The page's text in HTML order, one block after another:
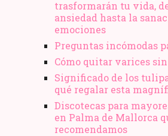
trasformarán tu vida,
ansiedad hasta la
emociones
Preguntas incómodas
Cómo quitar varices
Significado de los
qué regalar esta
Discotecas para
en Palma de Mallorca
recomendamos